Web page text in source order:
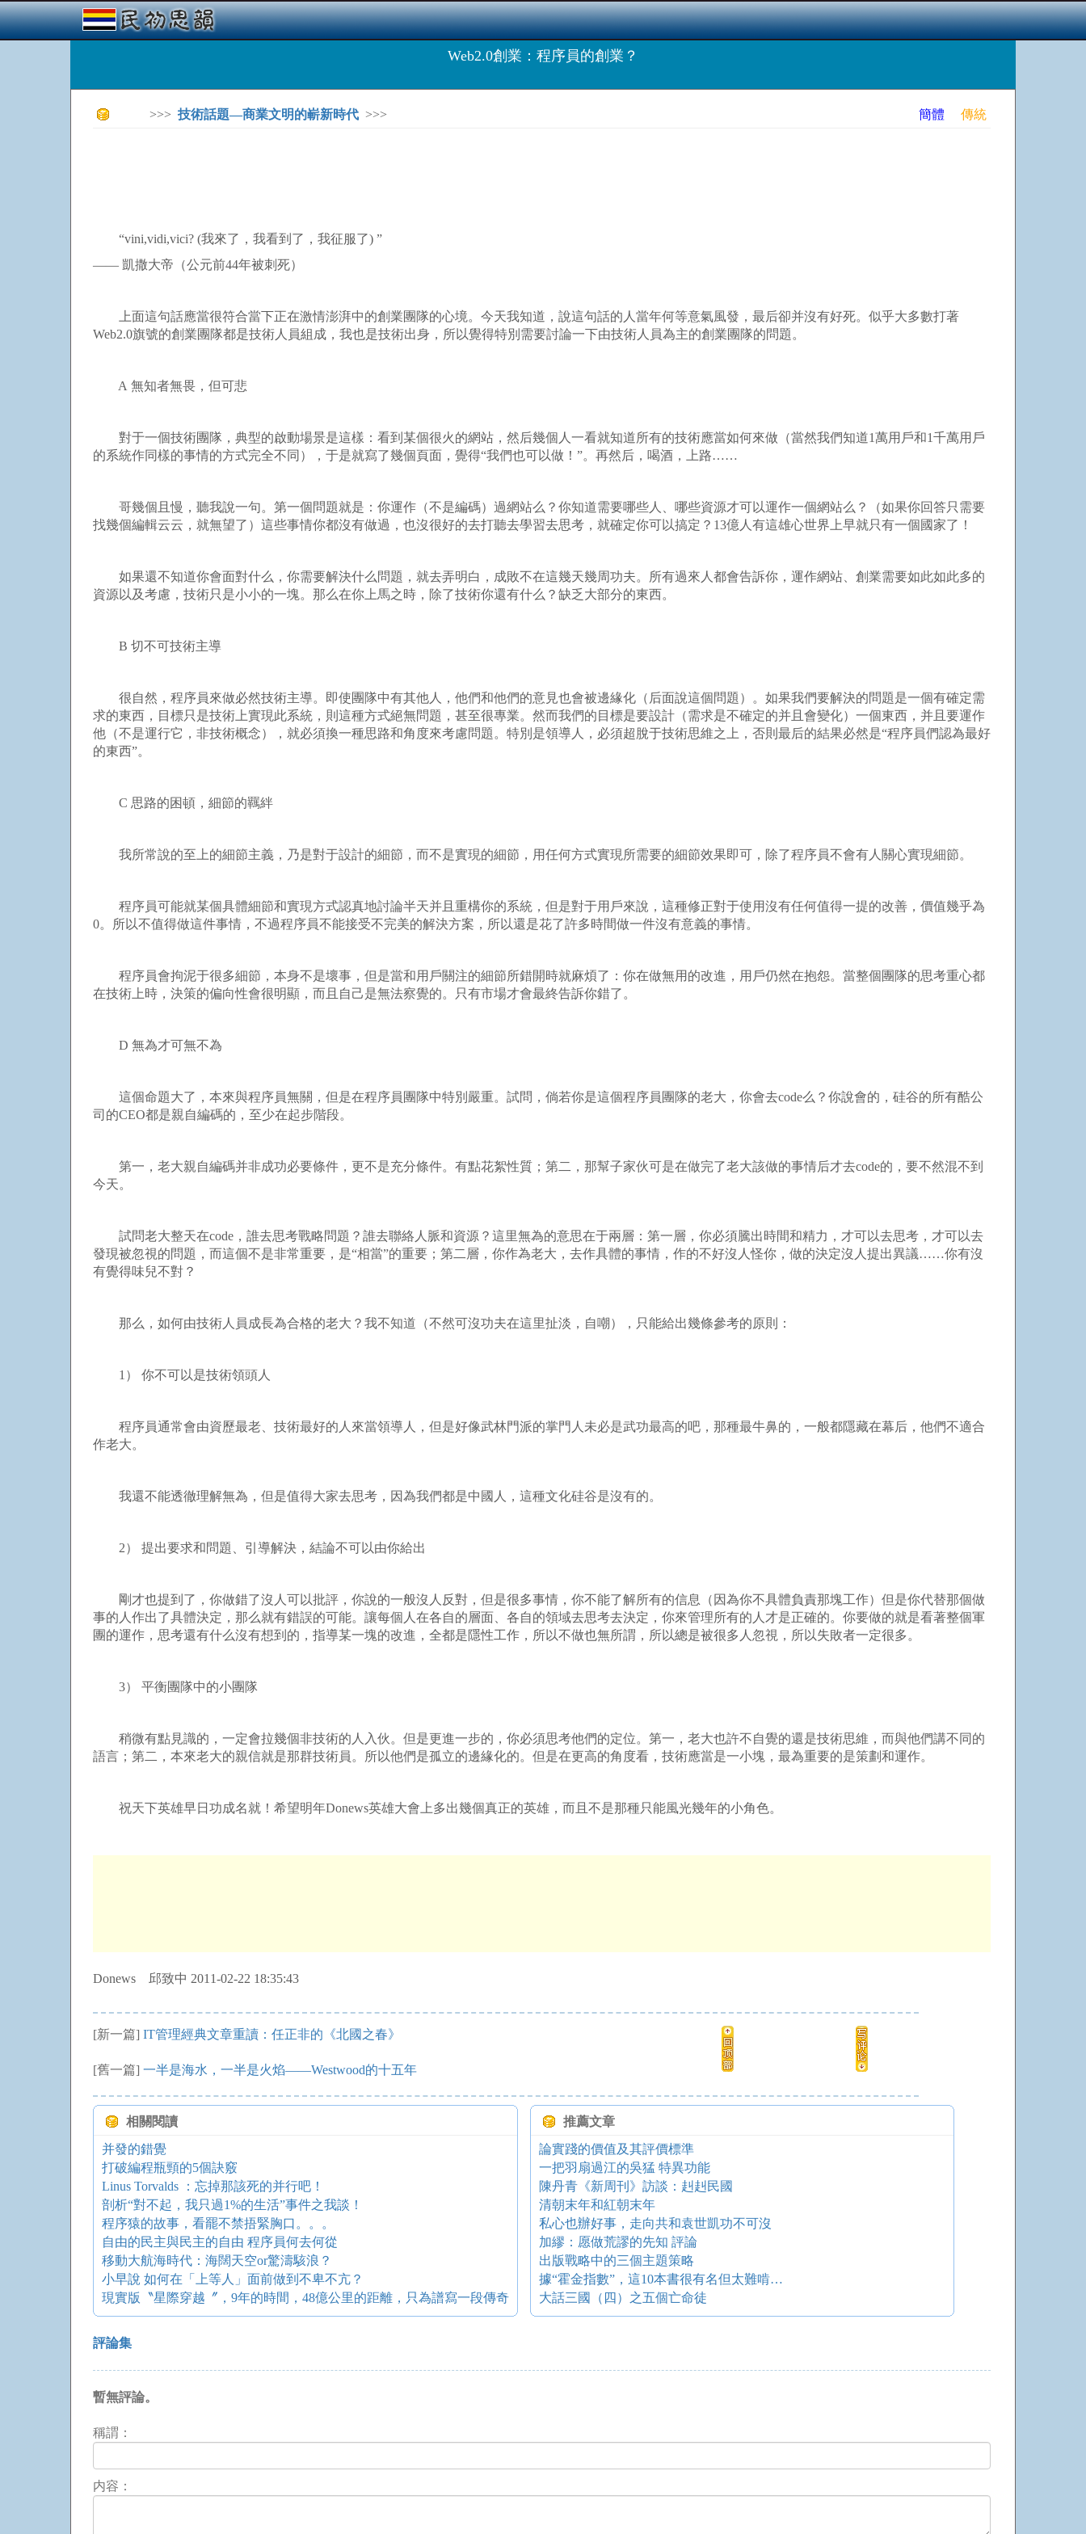
Web2.0創業：程序員的創業？
>>> 技術話題—商業文明的嶄新時代 >>> 簡體 傳統
“vini,vidi,vici? (我來了，我看到了，我征服了) ”
—— 凱撒大帝（公元前44年被刺死）
上面這句話應當很符合當下正在激情澎湃中的創業團隊的心境。今天我知道，說這句話的人當年何等意氣風發，最后卻并沒有好死。似乎大多數打著
Web2.0旗號的創業團隊都是技術人員組成，我也是技術出身，所以覺得特別需要討論一下由技術人員為主的創業團隊的問題。
A 無知者無畏，但可悲
對于一個技術團隊，典型的啟動場景是這樣：看到某個很火的網站，然后幾個人一看就知道所有的技術應當如何來做（當然我們知道1萬用戶和1千萬用戶
的系統作同樣的事情的方式完全不同），于是就寫了幾個頁面，覺得“我們也可以做！”。再然后，喝酒，上路……
哥幾個且慢，聽我說一句。第一個問題就是：你運作（不是編碼）過網站么？你知道需要哪些人、哪些資源才可以運作一個網站么？（如果你回答只需要
找幾個編輯云云，就無望了）這些事情你都沒有做過，也沒很好的去打聽去學習去思考，就確定你可以搞定？13億人有這雄心世界上早就只有一個國家了！
如果還不知道你會面對什么，你需要解決什么問題，就去弄明白，成敗不在這幾天幾周功夫。所有過來人都會告訴你，運作網站、創業需要如此如此多的
資源以及考慮，技術只是小小的一塊。那么在你上馬之時，除了技術你還有什么？缺乏大部分的東西。
B 切不可技術主導
很自然，程序員來做必然技術主導。即使團隊中有其他人，他們和他們的意見也會被邊緣化（后面說這個問題）。如果我們要解決的問題是一個有確定需
求的東西，目標只是技術上實現此系統，則這種方式絕無問題，甚至很專業。然而我們的目標是要設計（需求是不確定的并且會變化）一個東西，并且要運作
他（不是運行它，非技術概念），就必須換一種思路和角度來考慮問題。特別是領導人，必須超脫于技術思維之上，否則最后的結果必然是“程序員們認為最好
的東西”。
C 思路的困頓，細節的羈絆
我所常說的至上的細節主義，乃是對于設計的細節，而不是實現的細節，用任何方式實現所需要的細節效果即可，除了程序員不會有人關心實現細節。
程序員可能就某個具體細節和實現方式認真地討論半天并且重構你的系統，但是對于用戶來說，這種修正對于使用沒有任何值得一提的改善，價值幾乎為
0。所以不值得做這件事情，不過程序員不能接受不完美的解決方案，所以還是花了許多時間做一件沒有意義的事情。
程序員會拘泥于很多細節，本身不是壞事，但是當和用戶關注的細節所錯開時就麻煩了：你在做無用的改進，用戶仍然在抱怨。當整個團隊的思考重心都
在技術上時，決策的偏向性會很明顯，而且自己是無法察覺的。只有市場才會最終告訴你錯了。
D 無為才可無不為
這個命題大了，本來與程序員無關，但是在程序員團隊中特別嚴重。試問，倘若你是這個程序員團隊的老大，你會去code么？你說會的，硅谷的所有酷公
司的CEO都是親自編碼的，至少在起步階段。
第一，老大親自編碼并非成功必要條件，更不是充分條件。有點花絮性質；第二，那幫子家伙可是在做完了老大該做的事情后才去code的，要不然混不到
今天。
試問老大整天在code，誰去思考戰略問題？誰去聯絡人脈和資源？這里無為的意思在于兩層：第一層，你必須騰出時間和精力，才可以去思考，才可以去
發現被忽視的問題，而這個不是非常重要，是“相當”的重要；第二層，你作為老大，去作具體的事情，作的不好沒人怪你，做的決定沒人提出異議……你有沒
有覺得味兒不對？
那么，如何由技術人員成長為合格的老大？我不知道（不然可沒功夫在這里扯淡，自嘲），只能給出幾條參考的原則：
1） 你不可以是技術領頭人
程序員通常會由資歷最老、技術最好的人來當領導人，但是好像武林門派的掌門人未必是武功最高的吧，那種最牛鼻的，一般都隱藏在幕后，他們不適合
作老大。
我還不能透徹理解無為，但是值得大家去思考，因為我們都是中國人，這種文化硅谷是沒有的。
2） 提出要求和問題、引導解決，結論不可以由你給出
剛才也提到了，你做錯了沒人可以批評，你說的一般沒人反對，但是很多事情，你不能了解所有的信息（因為你不具體負責那塊工作）但是你代替那個做
事的人作出了具體決定，那么就有錯誤的可能。讓每個人在各自的層面、各自的領域去思考去決定，你來管理所有的人才是正確的。你要做的就是看著整個軍
團的運作，思考還有什么沒有想到的，指導某一塊的改進，全都是隱性工作，所以不做也無所謂，所以總是被很多人忽視，所以失敗者一定很多。
3） 平衡團隊中的小團隊
稍微有點見識的，一定會拉幾個非技術的人入伙。但是更進一步的，你必須思考他們的定位。第一，老大也許不自覺的還是技術思維，而與他們講不同的
語言；第二，本來老大的親信就是那群技術員。所以他們是孤立的邊緣化的。但是在更高的角度看，技術應當是一小塊，最為重要的是策劃和運作。
祝天下英雄早日功成名就！希望明年Donews英雄大會上多出幾個真正的英雄，而且不是那種只能風光幾年的小角色。
Donews 邱致中 2011-02-22 18:35:43
[新一篇] IT管理經典文章重讀：任正非的《北國之春》
[舊一篇] 一半是海水，一半是火焰——Westwood的十五年
相關閱讀
并發的錯覺
打破編程瓶頸的5個訣竅
Linus Torvalds ：忘掉那該死的并行吧！
剖析“對不起，我只過1%的生活”事件之我談！
程序猿的故事，看罷不禁捂緊胸口。。。
自由的民主與民主的自由 程序員何去何從
移動大航海時代：海闊天空or驚濤駭浪？
小早說 如何在「上等人」面前做到不卑不亢？
現實版〝星際穿越〞，9年的時間，48億公里的距離，只為譜寫一段傳奇
推薦文章
論實踐的價值及其評價標準
一把羽扇過江的吳猛 特異功能
陳丹青《新周刊》訪談：赳赳民國
清朝末年和紅朝末年
私心也辦好事，走向共和袁世凱功不可沒
加繆：愿做荒謬的先知 評論
出版戰略中的三個主題策略
據“霍金指數”，這10本書很有名但太難啃…
大話三國（四）之五個亡命徒
評論集
暫無評論。
稱謂：
内容：